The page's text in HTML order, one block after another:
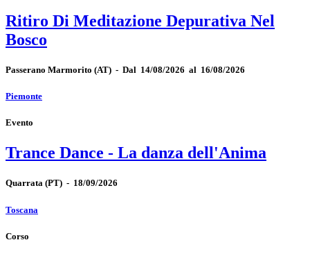
Ritiro Di Meditazione Depurativa Nel
Bosco
Passerano Marmorito (AT) - Dal 14/08/2026 al 16/08/2026
Piemonte
Evento
Trance Dance - La danza dell'Anima
Quarrata (PT) - 18/09/2026
Toscana
Corso